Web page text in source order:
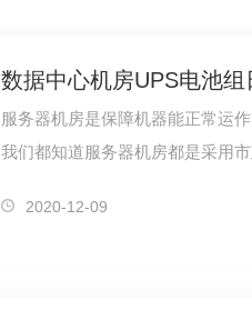
数据中心机房UPS电池
服务器机房是保障机器能正常运
我们都知道服务器机房都是采用
2020-12-09